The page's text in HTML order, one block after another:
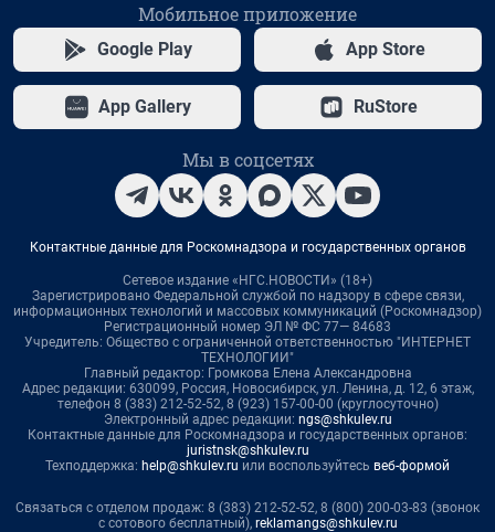
Мобильное приложение
Google Play App Store
App Gallery RuStore
Мы в соцсетях
Контактные данные для Роскомнадзора и государственных органов
Сетевое издание «НГС.НОВОСТИ» (18+)
Зарегистрировано Федеральной службой по надзору в сфере связи,
информационных технологий и массовых коммуникаций (Роскомнадзор)
Регистрационный номер ЭЛ № ФС 77— 84683
Учредитель: Общество с ограниченной ответственностью "ИНТЕРНЕТ
ТЕХНОЛОГИИ"
Главный редактор: Громкова Елена Александровна
Адрес редакции: 630099, Россия, Новосибирск, ул. Ленина, д. 12, 6 этаж,
телефон 8 (383) 212-52-52, 8 (923) 157-00-00 (круглосуточно)
Электронный адрес редакции: ngs@shkulev.ru
Контактные данные для Роскомнадзора и государственных органов:
juristnsk@shkulev.ru
Техподдержка: help@shkulev.ru или воспользуйтесь веб-формой
Связаться с отделом продаж: 8 (383) 212-52-52, 8 (800) 200-03-83 (звонок
с сотового бесплатный), reklamangs@shkulev.ru